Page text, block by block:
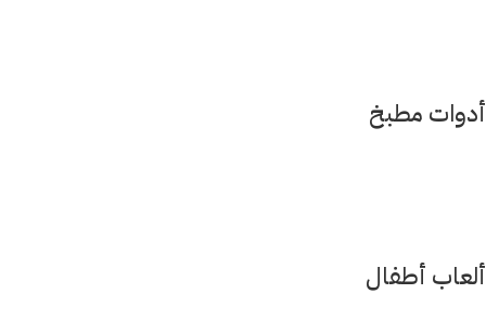
أدوات مطبخ
ألعاب أطفال